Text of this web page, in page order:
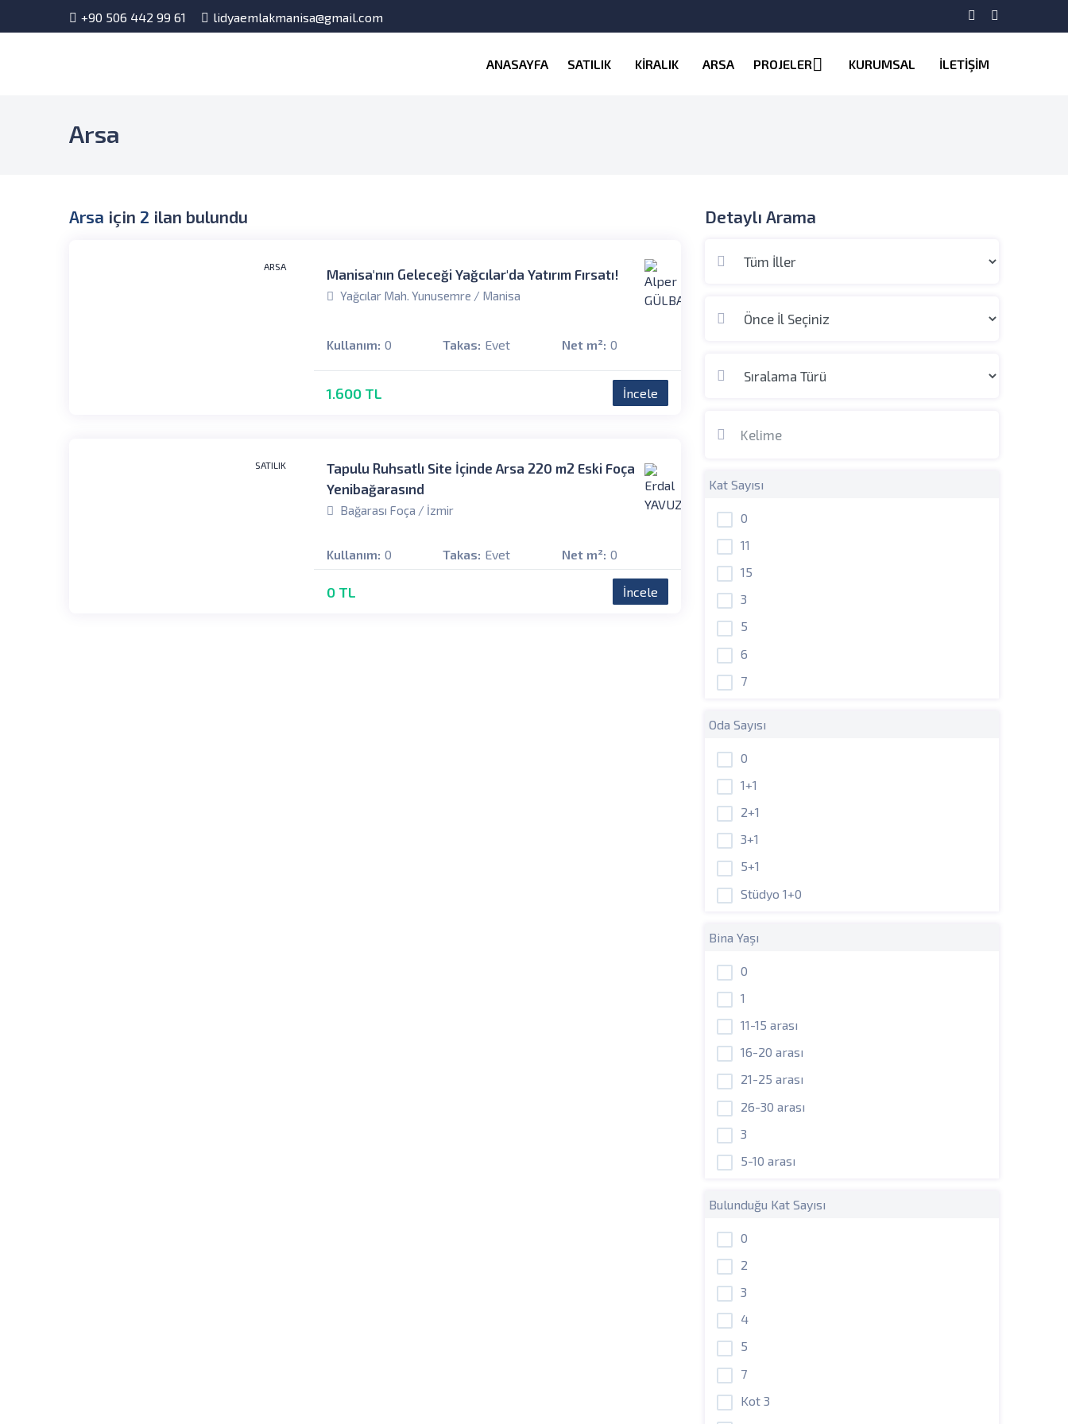
+90 506 442 99 61 lidyaemlakmanisa@gmail.com
ANASAYFA SATILIK KİRALIK ARSA PROJELER KURUMSAL İLETİŞİM
Arsa
Arsa için 2 ilan bulundu
ARSA Manisa'nın Geleceği Yağcılar'da Yatırım Fırsatı!
Yağcılar Mah. Yunusemre / Manisa
Kullanım: 0 Takas: Evet Net m²: 0
1.600 TL İncele
SATILIK
Tapulu Ruhsatlı Site İçinde Arsa 220 m2 Eski Foça
Yenibağarasınd
Bağarası Foça / İzmir
Kullanım: 0 Takas: Evet Net m²: 0
0 TL İncele
Detaylı Arama
Kat Sayısı
0
11
15
3
5
6
7
Oda Sayısı
0
1+1
2+1
3+1
5+1
Stüdyo 1+0
Bina Yaşı
0
1
11-15 arası
16-20 arası
21-25 arası
26-30 arası
3
5-10 arası
Bulunduğu Kat Sayısı
0
2
3
4
5
7
Kot 3